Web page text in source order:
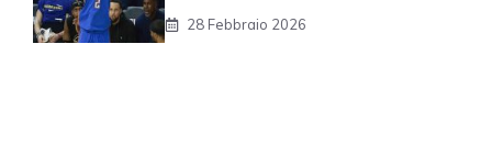
28 Febbraio 2026